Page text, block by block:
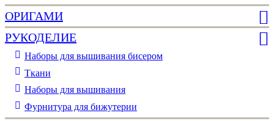
ОРИГАМИ
РУКОДЕЛИЕ
Наборы для вышивания бисером
Ткани
Наборы для вышивания
Фурнитура для бижутерии